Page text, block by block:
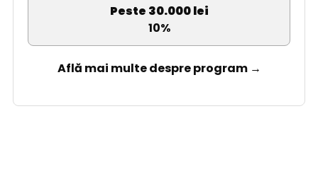
Peste 30.000 lei
10%
Află mai multe despre program →